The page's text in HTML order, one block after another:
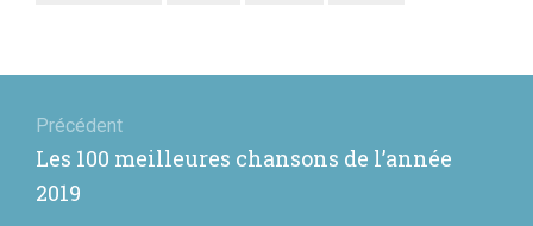
de
l’article
Précédent
Article
précédent
Les 100 meilleures chansons de l’année
2019